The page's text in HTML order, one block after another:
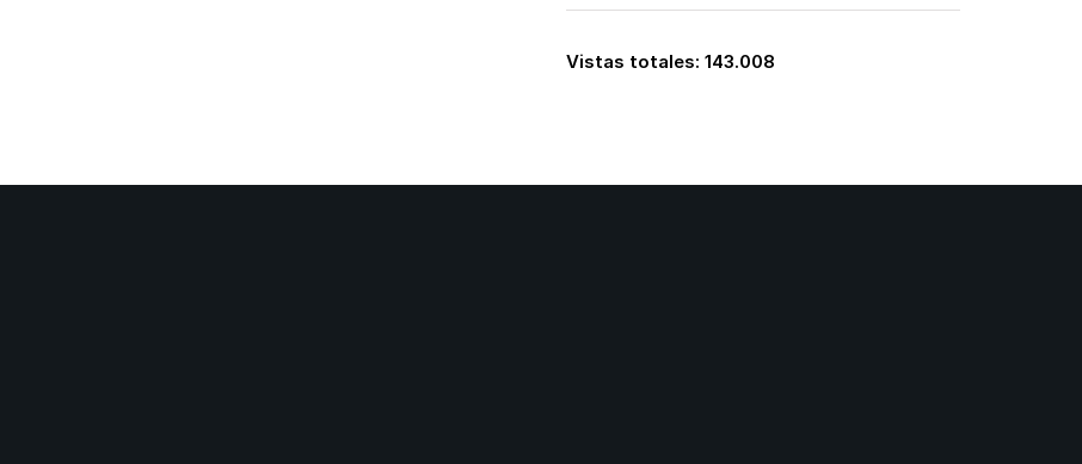
Vistas totales: 143.008